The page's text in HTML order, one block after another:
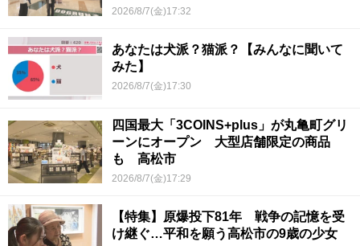
香川県初
2026/8/7(金)17:32
あなたは犬派？猫派？【みんなに聞いて
みた】
2026/8/7(金)17:30
四国最大「3COINS+plus」が丸亀町グリ
ーンにオープン 大型店舗限定の商品
も 高松市
2026/8/7(金)17:29
【特集】原爆投下81年 戦争の記憶を受
け継ぐ…平和を願う高松市の9歳の少女